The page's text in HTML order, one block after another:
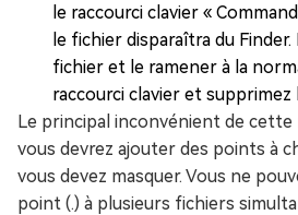
le raccourci clavier «
le fichier disparaîtra du
fichier et le ramener à la
raccourci clavier et
Le principal inconvénient de
vous devrez ajouter des points à
vous devez masquer. Vous ne
point (.) à plusieurs fichiers